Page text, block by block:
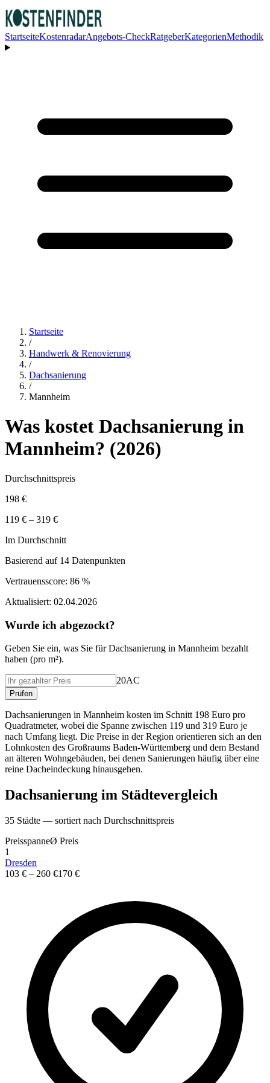
StartseiteKostenradarAngebots-CheckRatgeberKategorienMethodik
Startseite
/
Handwerk & Renovierung
/
Dachsanierung
/
Mannheim
Was kostet Dachsanierung in
Mannheim? (2026)
Durchschnittspreis
198 €
119 € – 319 €
Im Durchschnitt
Basierend auf 14 Datenpunkten
Vertrauensscore: 86 %
Aktualisiert: 02.04.2026
Wurde ich abgezockt?
Geben Sie ein, was Sie fürDachsanierung in Mannheim bezahlt
haben (pro m²).
20AC
Prüfen
Dachsanierungen in Mannheim kosten im Schnitt 198 Euro pro
Quadratmeter, wobei die Spanne zwischen 119 und 319 Euro je
nach Umfang liegt. Die Preise in der Region orientieren sich an den
Lohnkosten des Großraums Baden-Württemberg und dem Bestand
an älteren Wohngebäuden, bei denen Sanierungen häufig über eine
reine Dacheindeckung hinausgehen.
Dachsanierung im Städtevergleich
35 Städte — sortiert nach Durchschnittspreis
PreisspanneØ Preis
1
Dresden
103 € – 260 €170 €